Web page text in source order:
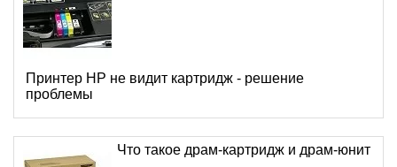
Принтер HP не видит картридж - решение
проблемы
Что такое драм-картридж и драм-юнит